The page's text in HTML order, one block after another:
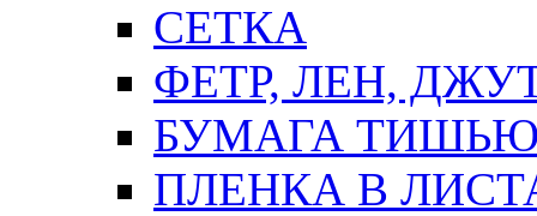
СЕТКА
ФЕТР, ЛЕН,
БУМАГА
ПЛЕНКА В